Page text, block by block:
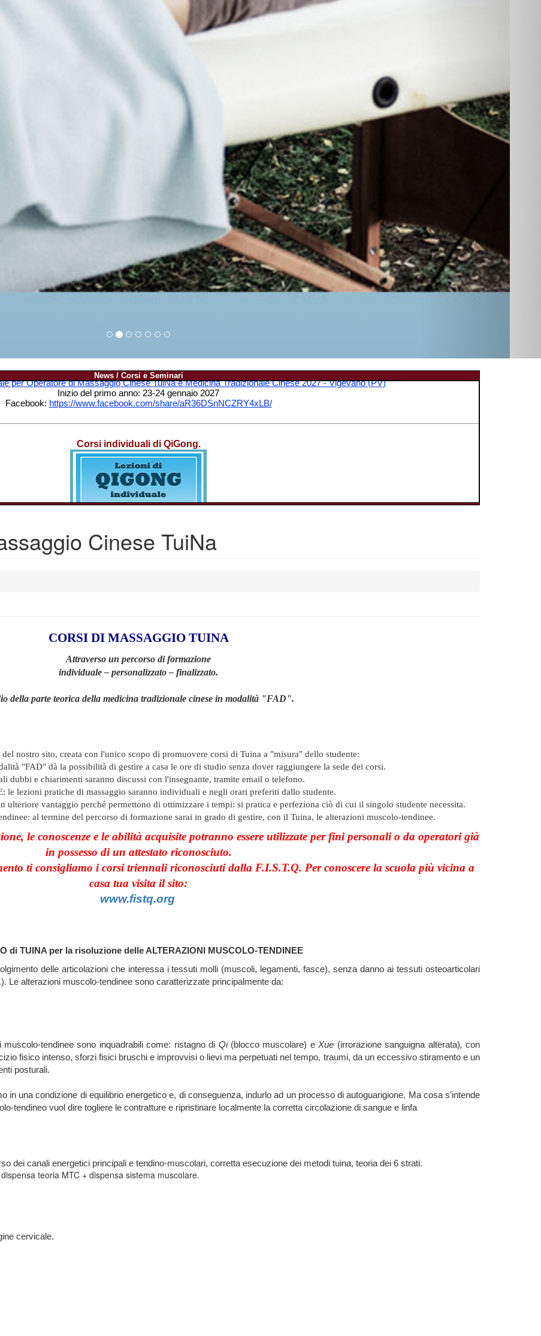
News / Corsi e Seminari
Cinese TuiNa
CORSI DI MASSAGGIO TUINA
Attraverso un percorso di formazione
individuale – personalizzato – finalizzato.
della parte teorica della medicina tradizionale cinese in modalità "FAD".
nostro sito, creata con l'unico scopo di promuovere corsi di Tuina a "misura" dello studente:
"FAD" dà la possibilità di gestire a casa le ore di studio senza dover raggiungere la sede dei corsi.
dubbi e chiarimenti saranno discussi con l'insegnante, tramite email o telefono.
le lezioni pratiche di massaggio saranno individuali e negli orari preferiti dallo studente.
vantaggio perché permettono di ottimizzare i tempi: si pratica e perfeziona ciò di cui il singolo studente necessita.
al termine del percorso di formazione sarai in grado di gestire, con il Tuina, le alterazioni muscolo-tendinee.
le conoscenze e le abilità acquisite potranno essere utilizzate per fini personali o da operatori già
in possesso di un attestato riconosciuto.
ti consigliamo i corsi triennali riconosciuti dalla F.I.S.T.Q. Per conoscere la scuola più vicina a
casa tua visita il sito:
www.fistq.org
di TUINA per la risoluzione delle ALTERAZIONI MUSCOLO-TENDINEE
delle articolazioni che interessa i tessuti molli (muscoli, legamenti, fasce), senza danno ai tessuti osteoarticolari
Le alterazioni muscolo-tendinee sono caratterizzate principalmente da:
tendinee sono inquadrabili come: ristagno di Qi(blocco muscolare) eXue (irrorazione sanguigna alterata),con
fisico intenso, sforzi fisici bruschi e improvvisi o lievi ma perpetuati nel tempo, traumi, da un eccessivo stiramento e un
posturali.
in una condizione di equilibrio energetico e, di conseguenza, indurlo ad un processo di autoguarigione. Ma cosa s'intende
tendineo vuol dire togliere le contratture e ripristinare localmente la corretta circolazione di sangue e linfa
dei canali energetici principali e tendino-muscolari, corretta esecuzione dei metodi tuina, teoria dei 6 strati.
teoria MTC + dispensa sistema muscolare.
cervicale.